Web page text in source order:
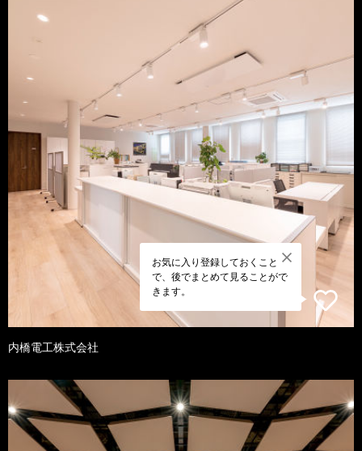
お気に入り登録しておくこと
で、後でまとめて見ることがで
きます。
内橋電工株式会社